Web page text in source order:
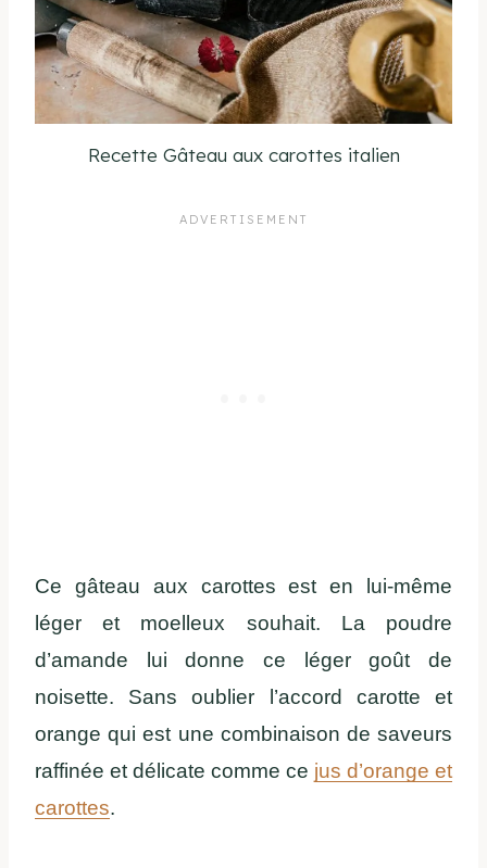
Recette Gâteau aux carottes italien
Ce gâteau aux carottes est en lui-même
léger et moelleux souhait. La poudre
d’amande lui donne ce léger goût de
noisette. Sans oublier l’accord carotte et
orange qui est une combinaison de saveurs
raffinée et délicate comme ce jus d’orange et
carottes.